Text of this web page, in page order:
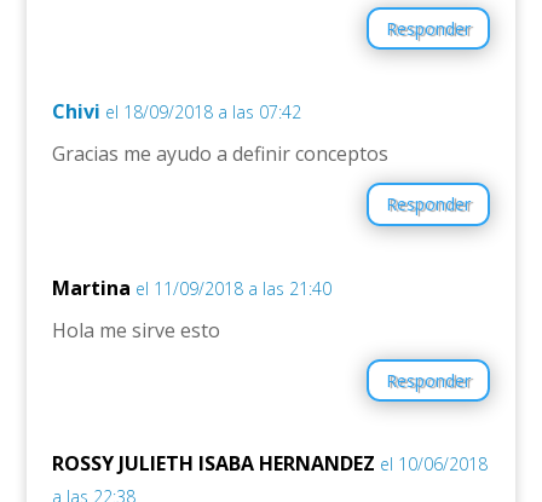
Responder
Chivi el 18/09/2018 a las 07:42
Gracias me ayudo a definir conceptos
Responder
Martina el 11/09/2018 a las 21:40
Hola me sirve esto
Responder
ROSSY JULIETH ISABA HERNANDEZ el 10/06/2018
a las 22:38